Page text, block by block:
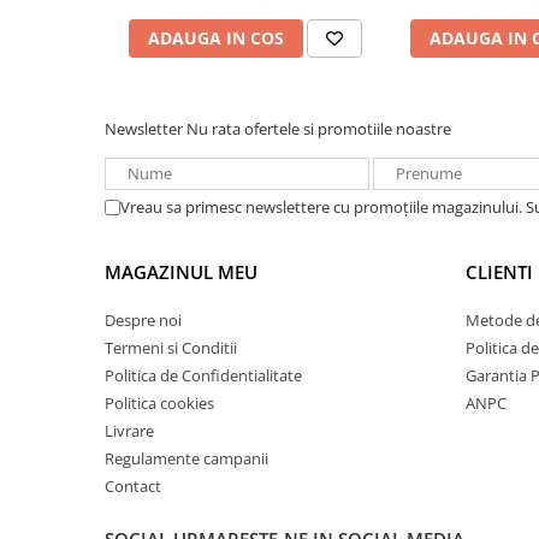
Redresoare, incarcatoare si testere
Redresoare auto, moto, barci si
sisteme de urgenta - acumulator
UPS Calculatoare si Servere
Stabilizatoare Tensiune
PDUs unitati de distributie a
energiei electrice
Cabinete baterii
Acumulatori UPS
Drumetii / Camping
Frigidere portabile
ADAUGA IN COS ADAUGA IN
Newsletter Nu rata ofertele si promotiile noastre
Vreau sa primesc newslettere cu promoțiile magazinului.
MAGAZINUL MEU
Despre noi
Termeni si Conditii
Politica de Confidentialitate
Politica cookies
Livrare
Regulamente campanii
Contact
CLIENTI
Metode
Politica
Garantia
ANPC